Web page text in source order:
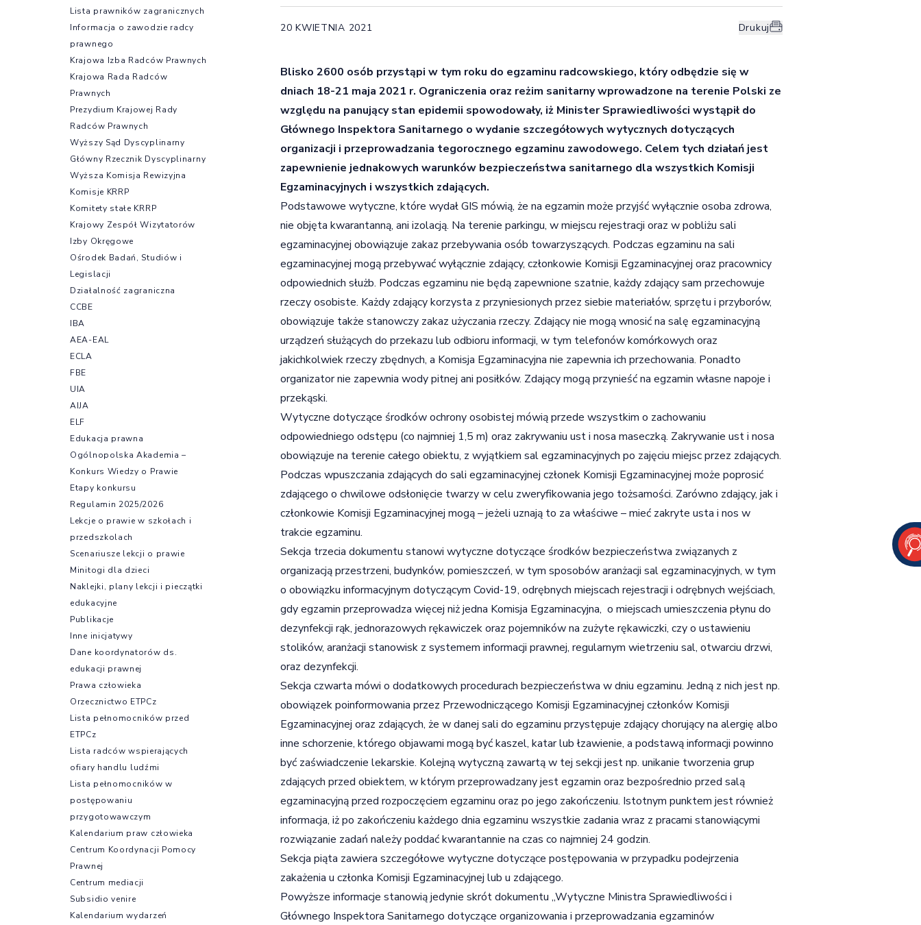
20 KWIETNIA 2021 Drukuj
Blisko 2600 osób przystąpi w tym roku do egzaminu radcowskiego, który odbędzie się w
dniach 18-21 maja 2021 r. Ograniczenia oraz reżim sanitarny wprowadzone na terenie Polski ze
względu na panujący stan epidemii spowodowały, iż Minister Sprawiedliwości wystąpił do
Głównego Inspektora Sanitarnego o wydanie szczegółowych wytycznych dotyczących
organizacji i przeprowadzania tegorocznego egzaminu zawodowego. Celem tych działań jest
zapewnienie jednakowych warunków bezpieczeństwa sanitarnego dla wszystkich Komisji
Egzaminacyjnych i wszystkich zdających.
Podstawowe wytyczne, które wydał GIS mówią, że na egzamin może przyjść wyłącznie osoba zdrowa,
nie objęta kwarantanną, ani izolacją. Na terenie parkingu, w miejscu rejestracji oraz w pobliżu sali
egzaminacyjnej obowiązuje zakaz przebywania osób towarzyszących. Podczas egzaminu na sali
egzaminacyjnej mogą przebywać wyłącznie zdający, członkowie Komisji Egzaminacyjnej oraz pracownicy
odpowiednich służb. Podczas egzaminu nie będą zapewnione szatnie, każdy zdający sam przechowuje
rzeczy osobiste. Każdy zdający korzysta z przyniesionych przez siebie materiałów, sprzętu i przyborów,
obowiązuje także stanowczy zakaz użyczania rzeczy. Zdający nie mogą wnosić na salę egzaminacyjną
urządzeń służących do przekazu lub odbioru informacji, w tym telefonów komórkowych oraz
jakichkolwiek rzeczy zbędnych, a Komisja Egzaminacyjna nie zapewnia ich przechowania. Ponadto
organizator nie zapewnia wody pitnej ani posiłków. Zdający mogą przynieść na egzamin własne napoje i
przekąski.
Wytyczne dotyczące środków ochrony osobistej mówią przede wszystkim o zachowaniu
odpowiedniego odstępu (co najmniej 1,5 m) oraz zakrywaniu ust i nosa maseczką. Zakrywanie ust i nosa
obowiązuje na terenie całego obiektu, z wyjątkiem sal egzaminacyjnych po zajęciu miejsc przez zdających.
Podczas wpuszczania zdających do sali egzaminacyjnej członek Komisji Egzaminacyjnej może poprosić
zdającego o chwilowe odsłonięcie twarzy w celu zweryfikowania jego tożsamości. Zarówno zdający, jak i
członkowie Komisji Egzaminacyjnej mogą – jeżeli uznają to za właściwe – mieć zakryte usta i nos w
trakcie egzaminu.
Sekcja trzecia dokumentu stanowi wytyczne dotyczące środków bezpieczeństwa związanych z
organizacją przestrzeni, budynków, pomieszczeń, w tym sposobów aranżacji sal egzaminacyjnych, w tym
o obowiązku informacyjnym dotyczącym Covid-19, odrębnych miejscach rejestracji i odrębnych wejściach,
gdy egzamin przeprowadza więcej niż jedna Komisja Egzaminacyjna, o miejscach umieszczenia płynu do
dezynfekcji rąk, jednorazowych rękawiczek oraz pojemników na zużyte rękawiczki, czy o ustawieniu
stolików, aranżacji stanowisk z systemem informacji prawnej, regularnym wietrzeniu sal, otwarciu drzwi,
oraz dezynfekcji.
Sekcja czwarta mówi o dodatkowych procedurach bezpieczeństwa w dniu egzaminu. Jedną z nich jest np.
obowiązek poinformowania przez Przewodniczącego Komisji Egzaminacyjnej członków Komisji
Egzaminacyjnej oraz zdających, że w danej sali do egzaminu przystępuje zdający chorujący na alergię albo
inne schorzenie, którego objawami mogą być kaszel, katar lub łzawienie, a podstawą informacji powinno
być zaświadczenie lekarskie. Kolejną wytyczną zawartą w tej sekcji jest np. unikanie tworzenia grup
zdających przed obiektem, w którym przeprowadzany jest egzamin oraz bezpośrednio przed salą
egzaminacyjną przed rozpoczęciem egzaminu oraz po jego zakończeniu. Istotnym punktem jest również
informacja, iż po zakończeniu każdego dnia egzaminu wszystkie zadania wraz z pracami stanowiącymi
rozwiązanie zadań należy poddać kwarantannie na czas co najmniej 24 godzin.
Sekcja piąta zawiera szczegółowe wytyczne dotyczące postępowania w przypadku podejrzenia
zakażenia u członka Komisji Egzaminacyjnej lub u zdającego.
Powyższe informacje stanowią jedynie skrót dokumentu „Wytyczne Ministra Sprawiedliwości i
Głównego Inspektora Sanitarnego dotyczące organizowania i przeprowadzania egzaminów
Lista prawników zagranicznych
Informacja o zawodzie radcy
prawnego
Krajowa Izba Radców Prawnych
Krajowa Rada Radców
Prawnych
Prezydium Krajowej Rady
Radców Prawnych
Wyższy Sąd Dyscyplinarny
Główny Rzecznik Dyscyplinarny
Wyższa Komisja Rewizyjna
Komisje KRRP
Komitety stałe KRRP
Krajowy Zespół Wizytatorów
Izby Okręgowe
Ośrodek Badań, Studiów i
Legislacji
Działalność zagraniczna
CCBE
IBA
AEA-EAL
ECLA
FBE
UIA
AIJA
ELF
Edukacja prawna
Ogólnopolska Akademia –
Konkurs Wiedzy o Prawie
Etapy konkursu
Regulamin 2025/2026
Lekcje o prawie w szkołach i
przedszkolach
Scenariusze lekcji o prawie
Minitogi dla dzieci
Naklejki, plany lekcji i pieczątki
edukacyjne
Publikacje
Inne inicjatywy
Dane koordynatorów ds.
edukacji prawnej
Prawa człowieka
Orzecznictwo ETPCz
Lista pełnomocników przed
ETPCz
Lista radców wspierających
ofiary handlu ludźmi
Lista pełnomocników w
postępowaniu
przygotowawczym
Kalendarium praw człowieka
Centrum Koordynacji Pomocy
Prawnej
Centrum mediacji
Subsidio venire
Kalendarium wydarzeń